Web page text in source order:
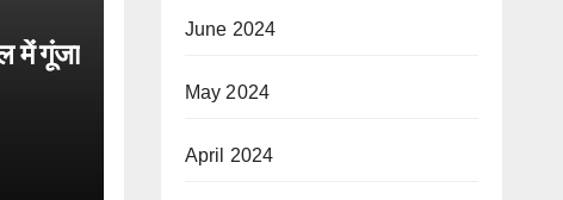
में गूंजा
June 2024
May 2024
April 2024